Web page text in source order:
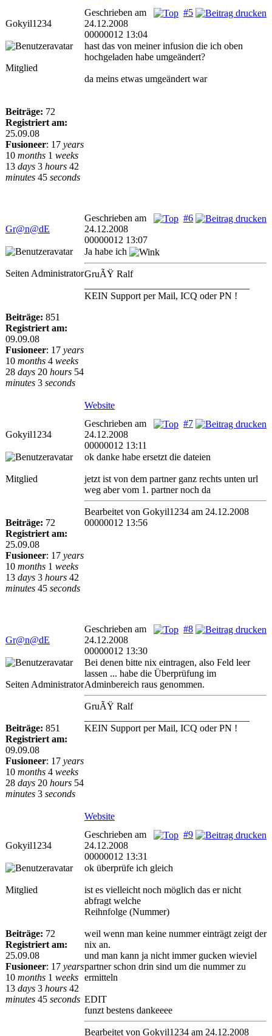
Gokyil1234
#5
Geschrieben am
24.12.2008
00000012 13:04
Mitglied
Beiträge: 72
Registriert am:
25.09.08
Fusioneer: 17 years
10 months 1 weeks
13 days 3 hours 42
minutes 45 seconds
hast das von meiner infusion die ich oben
hochgeladen habe umgeändert?
da meins etwas umgeändert war
Gr@n@dE
#6
Geschrieben am
24.12.2008
00000012 13:07
Seiten Administrator
Beiträge: 851
Registriert am:
09.09.08
Fusioneer: 17 years
10 months 4 weeks
28 days 20 hours 54
minutes 3 seconds
Ja habe ich
GruÃŸ Ralf
KEIN Support per Mail, ICQ oder PN !
Website
Gokyil1234
#7
Geschrieben am
24.12.2008
00000012 13:11
Mitglied
Beiträge: 72
Registriert am:
25.09.08
Fusioneer: 17 years
10 months 1 weeks
13 days 3 hours 42
minutes 45 seconds
ok danke habe ersetzt die dateien
jetzt ist von dem partner ganz rechts unten url
weg aber vom 1. partner noch da
Bearbeitet von Gokyil1234 am 24.12.2008
00000012 13:56
Gr@n@dE
#8
Geschrieben am
24.12.2008
00000012 13:30
Seiten Administrator
Beiträge: 851
Registriert am:
09.09.08
Fusioneer: 17 years
10 months 4 weeks
28 days 20 hours 54
minutes 3 seconds
Bei denen bitte nix eintragen, also Feld leer
lassen ... habe die Überprüfung im
Adminbereich raus genommen.
GruÃŸ Ralf
KEIN Support per Mail, ICQ oder PN !
Website
Gokyil1234
#9
Geschrieben am
24.12.2008
00000012 13:31
Mitglied
Beiträge: 72
Registriert am:
25.09.08
Fusioneer: 17 years
10 months 1 weeks
13 days 3 hours 42
minutes 45 seconds
ok überprüfe ich gleich
ist es vielleicht noch möglich das er nicht
abfragt welche
Reihnfolge (Nummer)
weil wenn man keine nummer einträgt zeigt der
nix an.
und man kann ja nicht immer gucken wieviel
partner schon drin sind um die nummer zu
ermitteln
EDIT
funzt bestens dankeeee
Bearbeitet von Gokyil1234 am 24.12.2008